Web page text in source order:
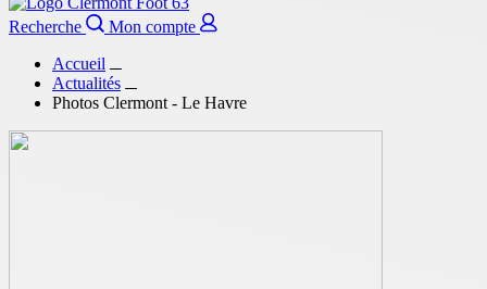
Recherche
Mon compte
Accueil
Actualités
Photos Clermont - Le Havre